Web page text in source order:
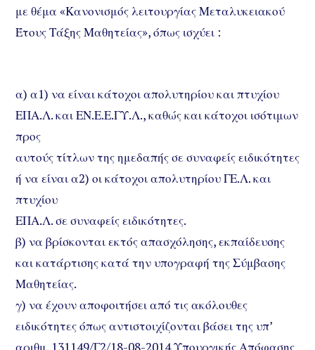
με θέμα «Κανονισμός λειτουργίας Μεταλυκειακού
Έτους Τάξης Μαθητείας», όπως ισχύει :
α) α1) να είναι κάτοχοι απολυτηρίου και πτυχίου
ΕΠΑ.Λ. και ΕΝ.Ε.Ε.ΓΥ.Λ., καθώς και κάτοχοι ισότιμων
προς
αυτούς τίτλων της ημεδαπής σε συναφείς ειδικότητες
ή να είναι α2) οι κάτοχοι απολυτηρίου ΓΕ.Λ. και
πτυχίου
ΕΠΑ.Λ. σε συναφείς ειδικότητες.
β) να βρίσκονται εκτός απασχόλησης, εκπαίδευσης
και κατάρτισης κατά την υπογραφή της Σύμβασης
Μαθητείας.
γ) να έχουν αποφοιτήσει από τις ακόλουθες
ειδικότητες όπως αντιστοιχίζονται βάσει της υπ’
αριθμ. 131149/Γ2/18-08-2014 Υπουργικής Απόφασης